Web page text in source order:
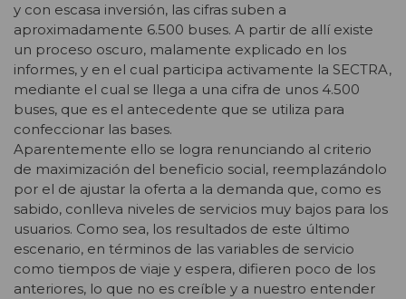
y con escasa inversión, las cifras suben a
aproximadamente 6.500 buses. A partir de allí existe
un proceso oscuro, malamente explicado en los
informes, y en el cual participa activamente la SECTRA,
mediante el cual se llega a una cifra de unos 4.500
buses, que es el antecedente que se utiliza para
confeccionar las bases.
Aparentemente ello se logra renunciando al criterio
de maximización del beneficio social, reemplazándolo
por el de ajustar la oferta a la demanda que, como es
sabido, conlleva niveles de servicios muy bajos para los
usuarios. Como sea, los resultados de este último
escenario, en términos de las variables de servicio
como tiempos de viaje y espera, difieren poco de los
anteriores, lo que no es creíble y a nuestro entender